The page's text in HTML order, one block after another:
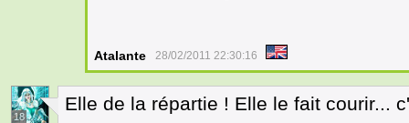
Atalante 28/02/2011 22:30:16
18
Elle de la répartie ! Elle le fait courir...